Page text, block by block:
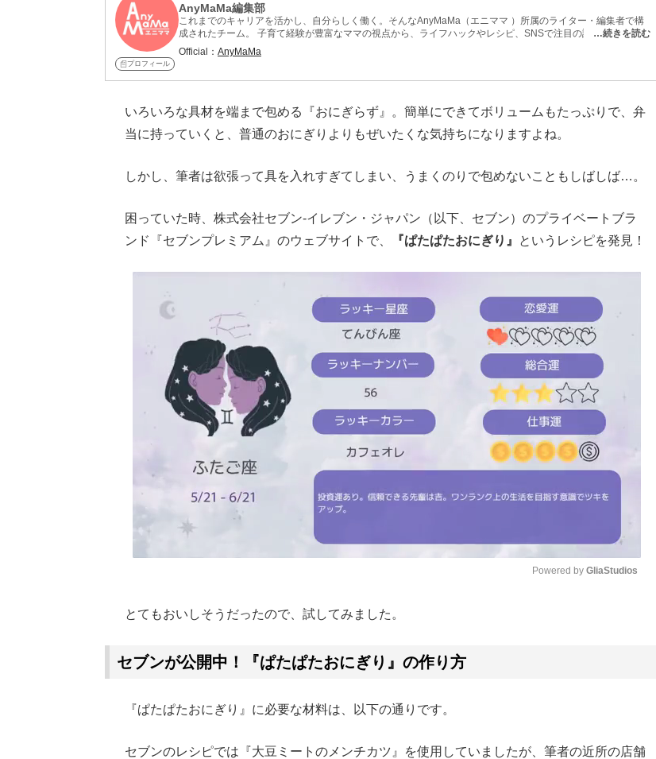
プロフィール
AnyMaMa編集部
これまでのキャリアを活かし、自分らしく働く。そんなAnyMaMa（エニママ ）所属のライター・編集者で構
成されたチーム。 子育て経験が豊富なママの視点から、ライフハックやレシピ、SNSで注目の話題などを紹
介。実際に料理した感想や、家族の反応などもお届け。 忙しい毎日でも取り入れやすく、役立つ情報を発信
中。
…続きを読む
Official： AnyMaMa
いろいろな具材を端まで包める『おにぎらず』。簡単にできてボリュームもたっぷりで、弁
当に持っていくと、普通のおにぎりよりもぜいたくな気持ちになりますよね。
しかし、筆者は欲張って具を入れすぎてしまい、うまくのりで包めないこともしばしば…。
困っていた時、株式会社セブン‐イレブン・ジャパン（以下、セブン）のプライベートブラ
ンド『セブンプレミアム』のウェブサイトで、
『ぱたぱたおにぎり』 というレシピを発見！
Powered by GliaStudios
とてもおいしそうだったので、試してみました。
セブンが公開中！『ぱたぱたおにぎり』の作り方
『ぱたぱたおにぎり』に必要な材料は、以下の通りです。
セブンのレシピでは『大豆ミートのメンチカツ』を使用していましたが、筆者の近所の店舗